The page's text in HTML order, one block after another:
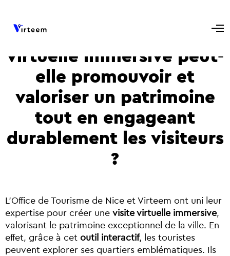
Comment une visite
virtuelle immersive peut-
elle promouvoir et
valoriser un patrimoine
tout en engageant
durablement les visiteurs
?
L’Office de Tourisme de Nice et Virteem ont uni leur
expertise pour créer une visite virtuelle immersive,
valorisant le patrimoine exceptionnel de la ville. En
effet, grâce à cet outil interactif, les touristes
peuvent explorer ses quartiers emblématiques. Ils